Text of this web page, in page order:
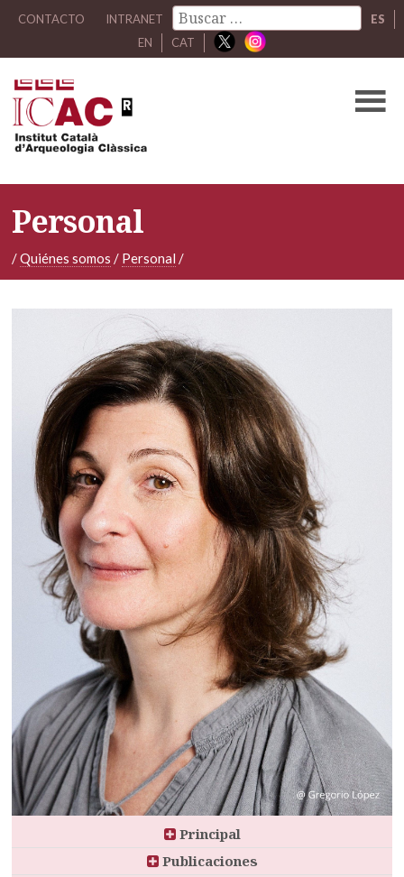
CONTACTO INTRANET
ES
EN
CAT
Personal
/Quiénes somos / Personal /
Principal
Publicaciones